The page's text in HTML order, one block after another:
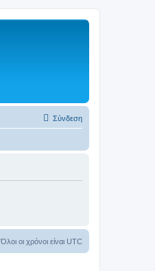
Σύνδεση
Όλοι οι χρόνοι είναι UTC